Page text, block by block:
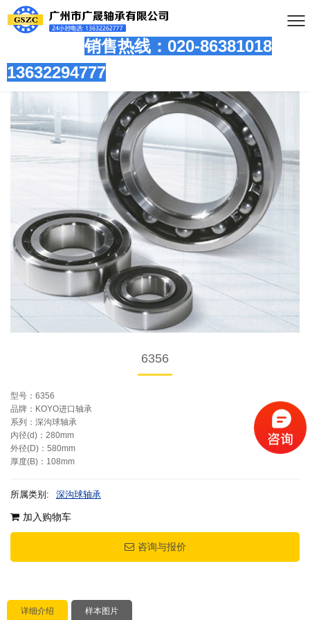
销售热线：020-86381018
13632294777
6356
型号：6356
品牌：KOYO进口轴承
系列：深沟球轴承
内径(d)：280mm
外径(D)：580mm
厚度(B)：108mm
所属类别: 深沟球轴承
加入购物车
咨询与报价
详细介绍 样本图片